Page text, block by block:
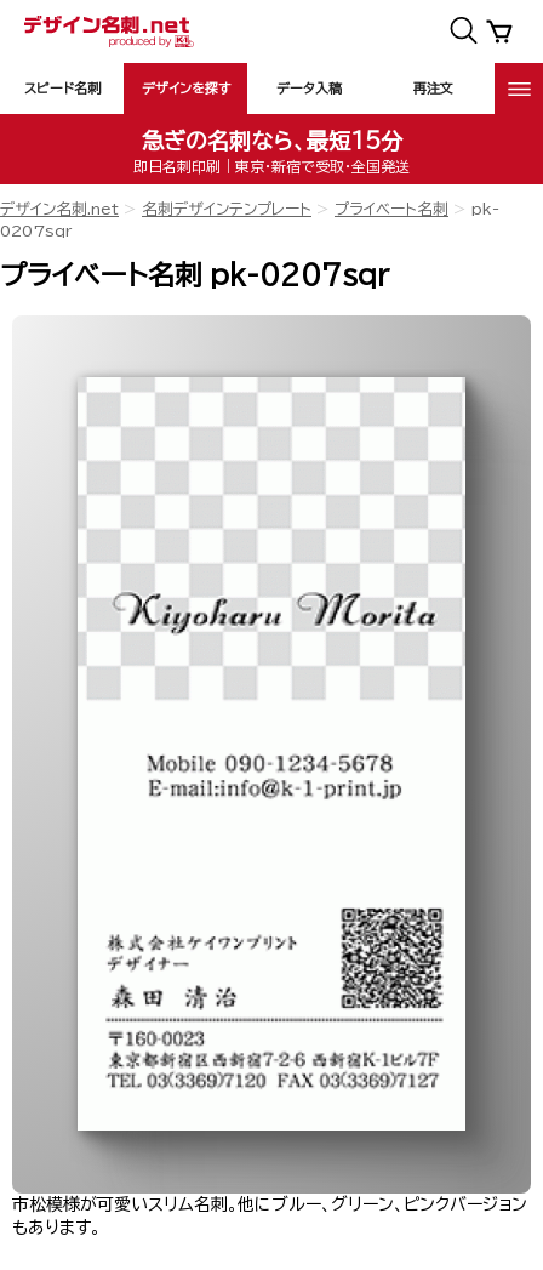
スピード名刺 デザインを探す データ入稿 再注文
急ぎの名刺なら、最短15分
即日名刺印刷｜東京・新宿で受取・全国発送
デザイン名刺.net 名刺デザインテンプレート プライベート名刺
pk-
0207sqr
プライベート名刺 pk-0207sqr
市松模様が可愛いスリム名刺。他にブルー、グリーン、ピンクバージョン
もあります。